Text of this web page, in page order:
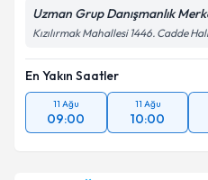
Uzman Grup Danışmanlık
Kızılırmak Mahallesi 1446. Cadde
En Yakın Saatler
11 Ağu
09:00
11 Ağu
10:00